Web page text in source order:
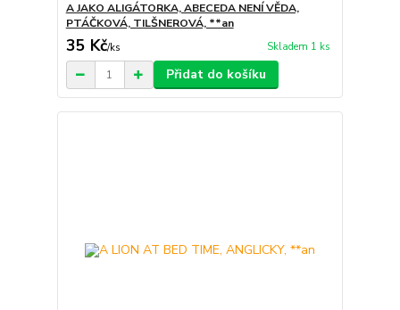
A JAKO ALIGÁTORKA, ABECEDA NENÍ VĚDA,
PTÁČKOVÁ, TILŠNEROVÁ, **an
35 Kč/ks Skladem 1 ks
Přidat do košíku